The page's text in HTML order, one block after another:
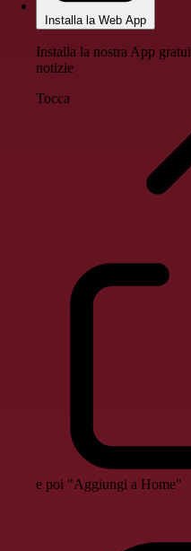
Installa la Web App
Installa la nostra App
notizie
Tocca
e poi "Aggiungi a Home"